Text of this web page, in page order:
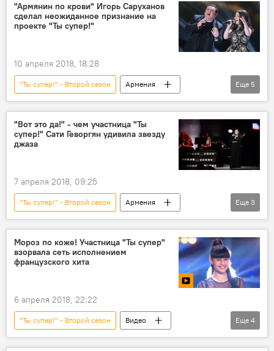
"Армянин по крови" Игорь Саруханов
сделал неожиданное признание на
проекте "Ты супер!"
10 апреля 2018, 18:28
"Ты супер!" - Второй сезон
Армения
Общество
В мире
Россия
Культура
конкурс "Ты супер!"
Еще 5
"Вот это да!" - чем участница "Ты
супер!" Сати Геворгян удивила звезду
джаза
7 апреля 2018, 09:25
"Ты супер!" - Второй сезон
Армения
Общество
Мариам Мерабова
конкурс "Ты супер!"
Еще 3
Мороз по коже! Участница "Ты супер"
взорвала сеть исполнением
французского хита
6 апреля 2018, 22:22
"Ты супер!" - Второй сезон
Видео
Мультимедиа
Диана Анкудинова
Еще 4